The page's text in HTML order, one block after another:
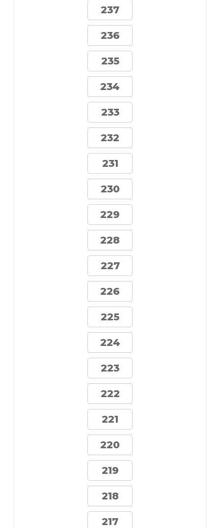
237
236
235
234
233
232
231
230
229
228
227
226
225
224
223
222
221
220
219
218
217